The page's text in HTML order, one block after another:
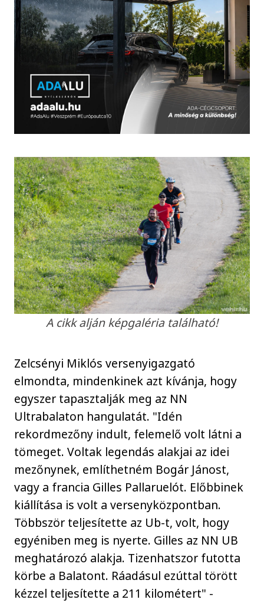
A cikk alján képgaléria található!
Zelcsényi Miklós versenyigazgató
elmondta, mindenkinek azt kívánja, hogy
egyszer tapasztalják meg az NN
Ultrabalaton hangulatát. "Idén
rekordmezőny indult, felemelő volt látni a
tömeget. Voltak legendás alakjai az idei
mezőnynek, említhetném Bogár Jánost,
vagy a francia Gilles Pallaruelót. Előbbinek
kiállítása is volt a versenyközpontban.
Többször teljesítette az Ub-t, volt, hogy
egyéniben meg is nyerte. Gilles az NN UB
meghatározó alakja. Tizenhatszor futotta
körbe a Balatont. Ráadásul ezúttal törött
kézzel teljesítette a 211 kilométert" -